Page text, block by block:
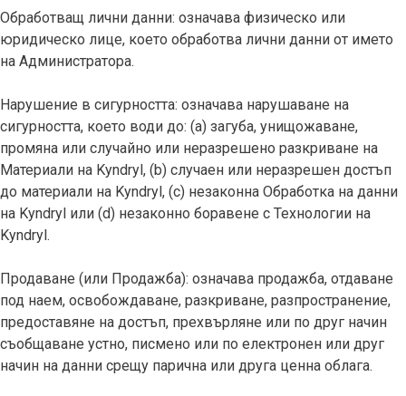
Обработващ лични данни: означава физическо или
юридическо лице, което обработва лични данни от името
на Администратора.
Нарушение в сигурността: означава нарушаване на
сигурността, което води до: (a) загуба, унищожаване,
промяна или случайно или неразрешено разкриване на
Материали на Kyndryl, (b) случаен или неразрешен достъп
до материали на Kyndryl, (c) незаконна Обработка на данни
на Kyndryl или (d) незаконно боравене с Технологии на
Kyndryl.
Продаване (или Продажба): означава продажба, отдаване
под наем, освобождаване, разкриване, разпространение,
предоставяне на достъп, прехвърляне или по друг начин
съобщаване устно, писмено или по електронен или друг
начин на данни срещу парична или друга ценна облага.